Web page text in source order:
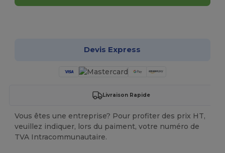
Devis Express
Livraison Rapide
Vous êtes une entreprise? Pour profiter des prix HT,
veuillez indiquer, lors du paiment, votre numéro de
TVA Intracommunautaire.